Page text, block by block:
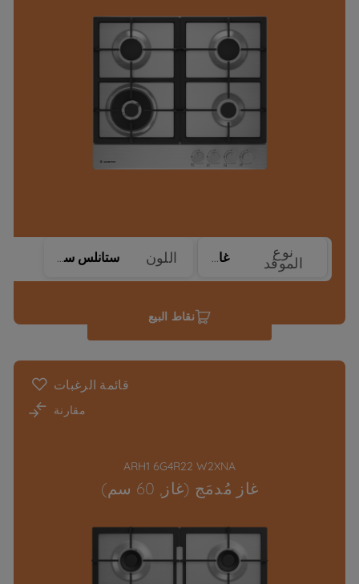
نوع
الموقد غاز اللون ستانلس ستيل
نقاط البيع
قائمة الرغبات
مقارنة
ARH1 6G4R22 W2XNA
غاز مُدمَج (غاز, 60 سم)